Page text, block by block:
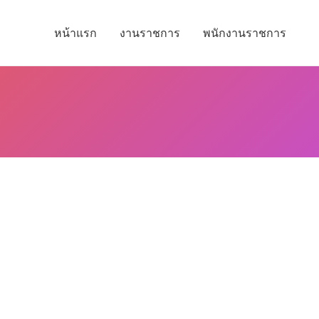
หน้าแรก งานราชการ พนักงานราชการ